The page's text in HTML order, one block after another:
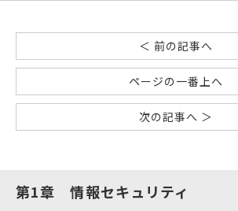
＜ 前の記事へ
ページの一番上へ
次の記事へ ＞
第1章 情報セキュリティ